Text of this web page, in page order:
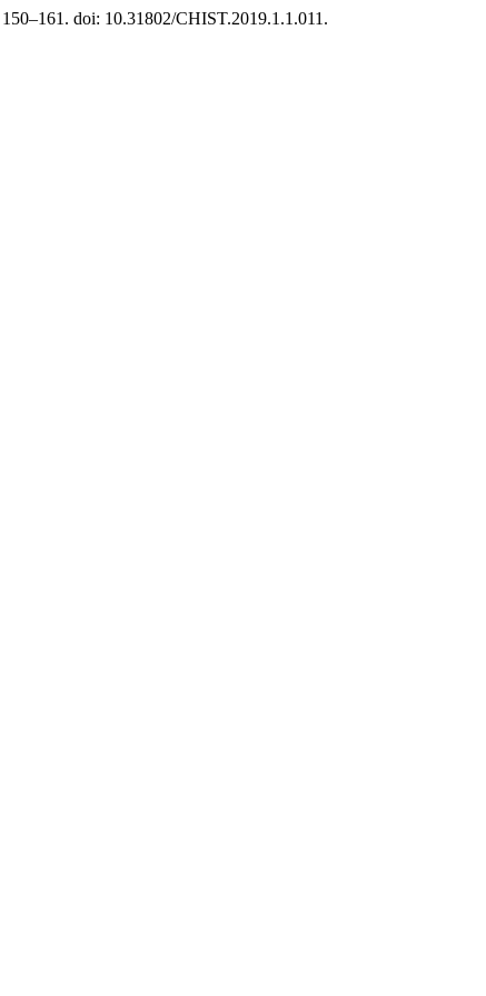
doi: 10.31802/CHIST.2019.1.1.011.